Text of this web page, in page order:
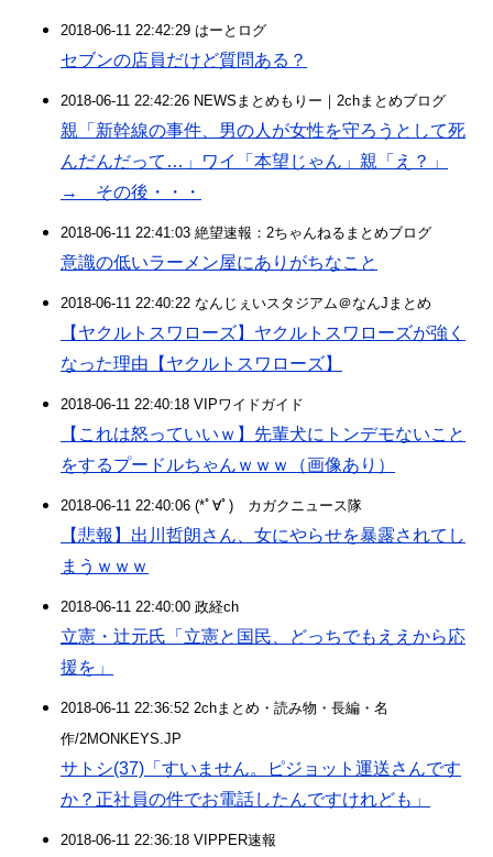
2018-06-11 22:42:29 はーとログ
セブンの店員だけど質問ある？
2018-06-11 22:42:26 NEWSまとめもりー｜2chまとめブログ
親「新幹線の事件、男の人が女性を守ろうとして死
んだんだって…」ワイ「本望じゃん」親「え？」
→ その後・・・
2018-06-11 22:41:03 絶望速報：2ちゃんねるまとめブログ
意識の低いラーメン屋にありがちなこと
2018-06-11 22:40:22 なんじぇいスタジアム＠なんJまとめ
【ヤクルトスワローズ】ヤクルトスワローズが強く
なった理由【ヤクルトスワローズ】
2018-06-11 22:40:18 VIPワイドガイド
【これは怒っていいｗ】先輩犬にトンデモないこと
をするプードルちゃんｗｗｗ（画像あり）
2018-06-11 22:40:06 (*ﾟ∀ﾟ)ゞカガクニュース隊
【悲報】出川哲朗さん、女にやらせを暴露されてし
まうｗｗｗ
2018-06-11 22:40:00 政経ch
立憲・辻元氏「立憲と国民、どっちでもええから応
援を」
2018-06-11 22:36:52 2chまとめ・読み物・長編・名
作/2MONKEYS.JP
サトシ(37)「すいません。ピジョット運送さんです
か？正社員の件でお電話したんですけれども」
2018-06-11 22:36:18 VIPPER速報